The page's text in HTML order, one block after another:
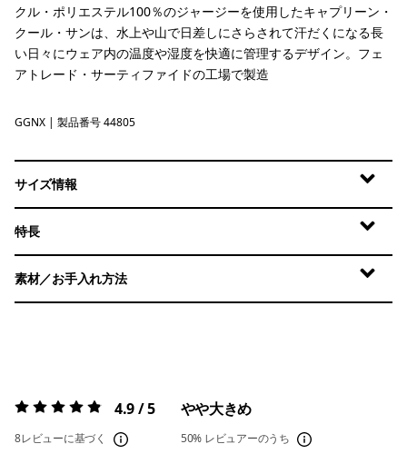
クル・ポリエステル100％のジャージーを使用したキャプリーン・
クール・サンは、水上や山で日差しにさらされて汗だくになる長
い日々にウェア内の温度や湿度を快適に管理するデザイン。フェ
アトレード・サーティファイドの工場で製造
Gumtree Green - Light Gumtree Green X-Dye
GGNX | 製品番号 44805
サイズ情報
特長
素材／お手入れ方法
評価:4.9 / 5 4.9 / 5
8レビューに基づく
やや大きめ
50% レビュアーのうち